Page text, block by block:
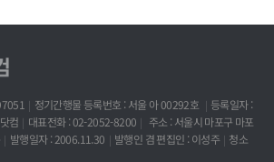
정기간행물 등록번호 : 서울 아 00292호
등록일자 :
컴 대표전화 : 02-2052-8200
주소 : 서울시 마포구 마포
발행일자 : 2006.11.30 발행인 겸 편집인 : 이성주
청소